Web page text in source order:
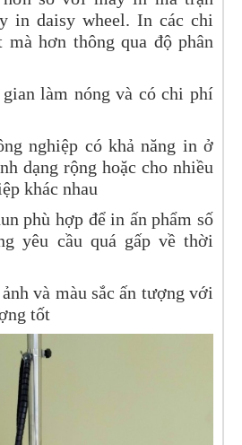
in daisy wheel. In các chi
hơn thông qua độ phân
làm nóng và có chi phí
nghiệp có khả năng in ở
dạng rộng hoặc cho nhiều
khác nhau
phù hợp để in ấn phẩm số
yêu cầu quá gấp về thời
và màu sắc ấn tượng với
tốt